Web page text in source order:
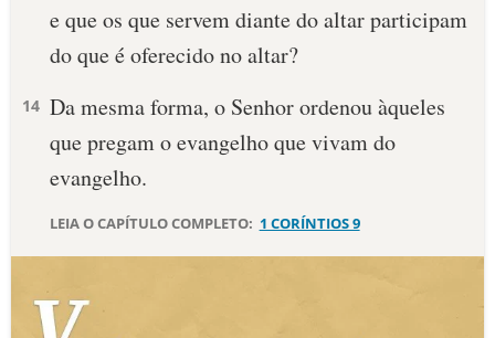
SALMO DO DIA
DEVOCIONAL DIÁRIO
10 MANDAMENTOS
ESTUDOS BÍBLICOS
TEMAS
e que os que servem diante do altar participam
do que é oferecido no altar?
14 Da mesma forma, o Senhor ordenou àqueles
que pregam o evangelho que vivam do
evangelho.
LEIA O CAPÍTULO COMPLETO: 1 CORÍNTIOS 9